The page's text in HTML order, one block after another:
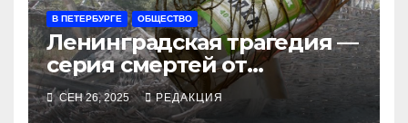
В ПЕТЕРБУРГЕ ОБЩЕСТВО
Ленинградская трагедия —
серия смертей от
алкосуррогата
СЕН 26, 2025 РЕДАКЦИЯ